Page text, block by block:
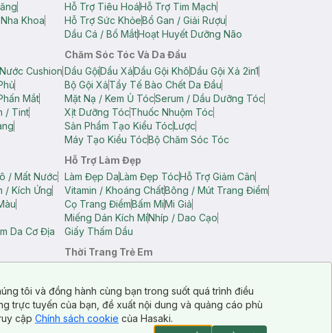
Khoa
Hỗ Trợ Tiêu HoáHỗ Trợ Tim Mạch
Hỗ Trợ Sức KhỏeBổ Gan / Giải Rượu
Dầu Cá / Bổ MắtHoạt Huyết Dưỡng Não
Cushion
Mắt
/ Tint
Chăm Sóc Tóc Và Da Đầu
Dầu GộiDầu XảDầu Gội KhôDầu Gội Xả 2in1
Bộ Gội XảTẩy Tế Bào Chết Da Đầu
Mặt Nạ / Kem Ủ TócSerum / Dầu Dưỡng Tóc
Xịt Dưỡng TócThuốc Nhuộm Tóc
Sản Phẩm Tạo Kiểu TócLược
Máy Tạo Kiểu TócBộ Chăm Sóc Tóc
/ Mất Nước
/ Kích Ứng
Da Cơ Địa
Hỗ Trợ Làm Đẹp
Làm Đẹp DaLàm Đẹp TócHỗ Trợ Giảm Cân
Vitamin / Khoáng ChấtBông / Mút Trang Điểm
Cọ Trang ĐiểmBấm MiMi Giả
Miếng Dán Kích MíNhíp / Dao Cạo
Giấy Thấm Dầu
Thời Trang Trẻ Em
tôi và đồng hành cùng bạn trong suốt quá trình điều
trực tuyến của bạn, đề xuất nội dung và quảng cáo phù
cập Chính sách cookie của Hasaki.